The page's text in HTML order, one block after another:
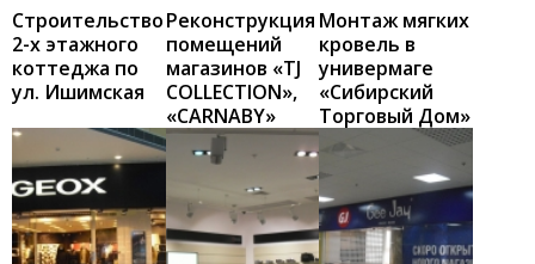
Строительство
2-х этажного
коттеджа по
ул. Ишимская
Реконструкция
помещений
магазинов «TJ
COLLECTION»,
«CARNABY»
Монтаж мягких
кровель в
универмаге
«Сибирский
Торговый Дом»